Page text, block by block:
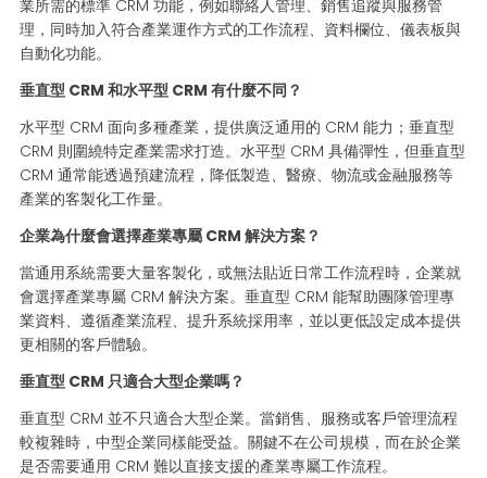
業所需的標準 CRM 功能，例如聯絡人管理、銷售追蹤與服務管
理，同時加入符合產業運作方式的工作流程、資料欄位、儀表板與
自動化功能。
垂直型 CRM 和水平型 CRM 有什麼不同？
水平型 CRM 面向多種產業，提供廣泛通用的 CRM 能力；垂直型
CRM 則圍繞特定產業需求打造。水平型 CRM 具備彈性，但垂直型
CRM 通常能透過預建流程，降低製造、醫療、物流或金融服務等
產業的客製化工作量。
企業為什麼會選擇產業專屬 CRM 解決方案？
當通用系統需要大量客製化，或無法貼近日常工作流程時，企業就
會選擇產業專屬 CRM 解決方案。垂直型 CRM 能幫助團隊管理專
業資料、遵循產業流程、提升系統採用率，並以更低設定成本提供
更相關的客戶體驗。
垂直型 CRM 只適合大型企業嗎？
垂直型 CRM 並不只適合大型企業。當銷售、服務或客戶管理流程
較複雜時，中型企業同樣能受益。關鍵不在公司規模，而在於企業
是否需要通用 CRM 難以直接支援的產業專屬工作流程。